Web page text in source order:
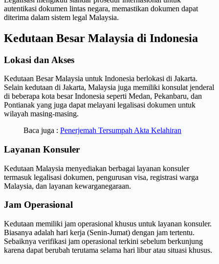
autentikasi dokumen lintas negara, memastikan dokumen dapat
diterima dalam sistem legal Malaysia.
Kedutaan Besar Malaysia di Indonesia
Lokasi dan Akses
Kedutaan Besar Malaysia untuk Indonesia berlokasi di Jakarta.
Selain kedutaan di Jakarta, Malaysia juga memiliki konsulat jenderal
di beberapa kota besar Indonesia seperti Medan, Pekanbaru, dan
Pontianak yang juga dapat melayani legalisasi dokumen untuk
wilayah masing-masing.
Baca juga : Penerjemah Tersumpah Akta Kelahiran
Layanan Konsuler
Kedutaan Malaysia menyediakan berbagai layanan konsuler
termasuk legalisasi dokumen, pengurusan visa, registrasi warga
Malaysia, dan layanan kewarganegaraan.
Jam Operasional
Kedutaan memiliki jam operasional khusus untuk layanan konsuler.
Biasanya adalah hari kerja (Senin-Jumat) dengan jam tertentu.
Sebaiknya verifikasi jam operasional terkini sebelum berkunjung
karena dapat berubah terutama selama hari libur atau situasi khusus.